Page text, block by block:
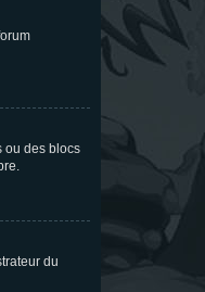
ou des blocs
du